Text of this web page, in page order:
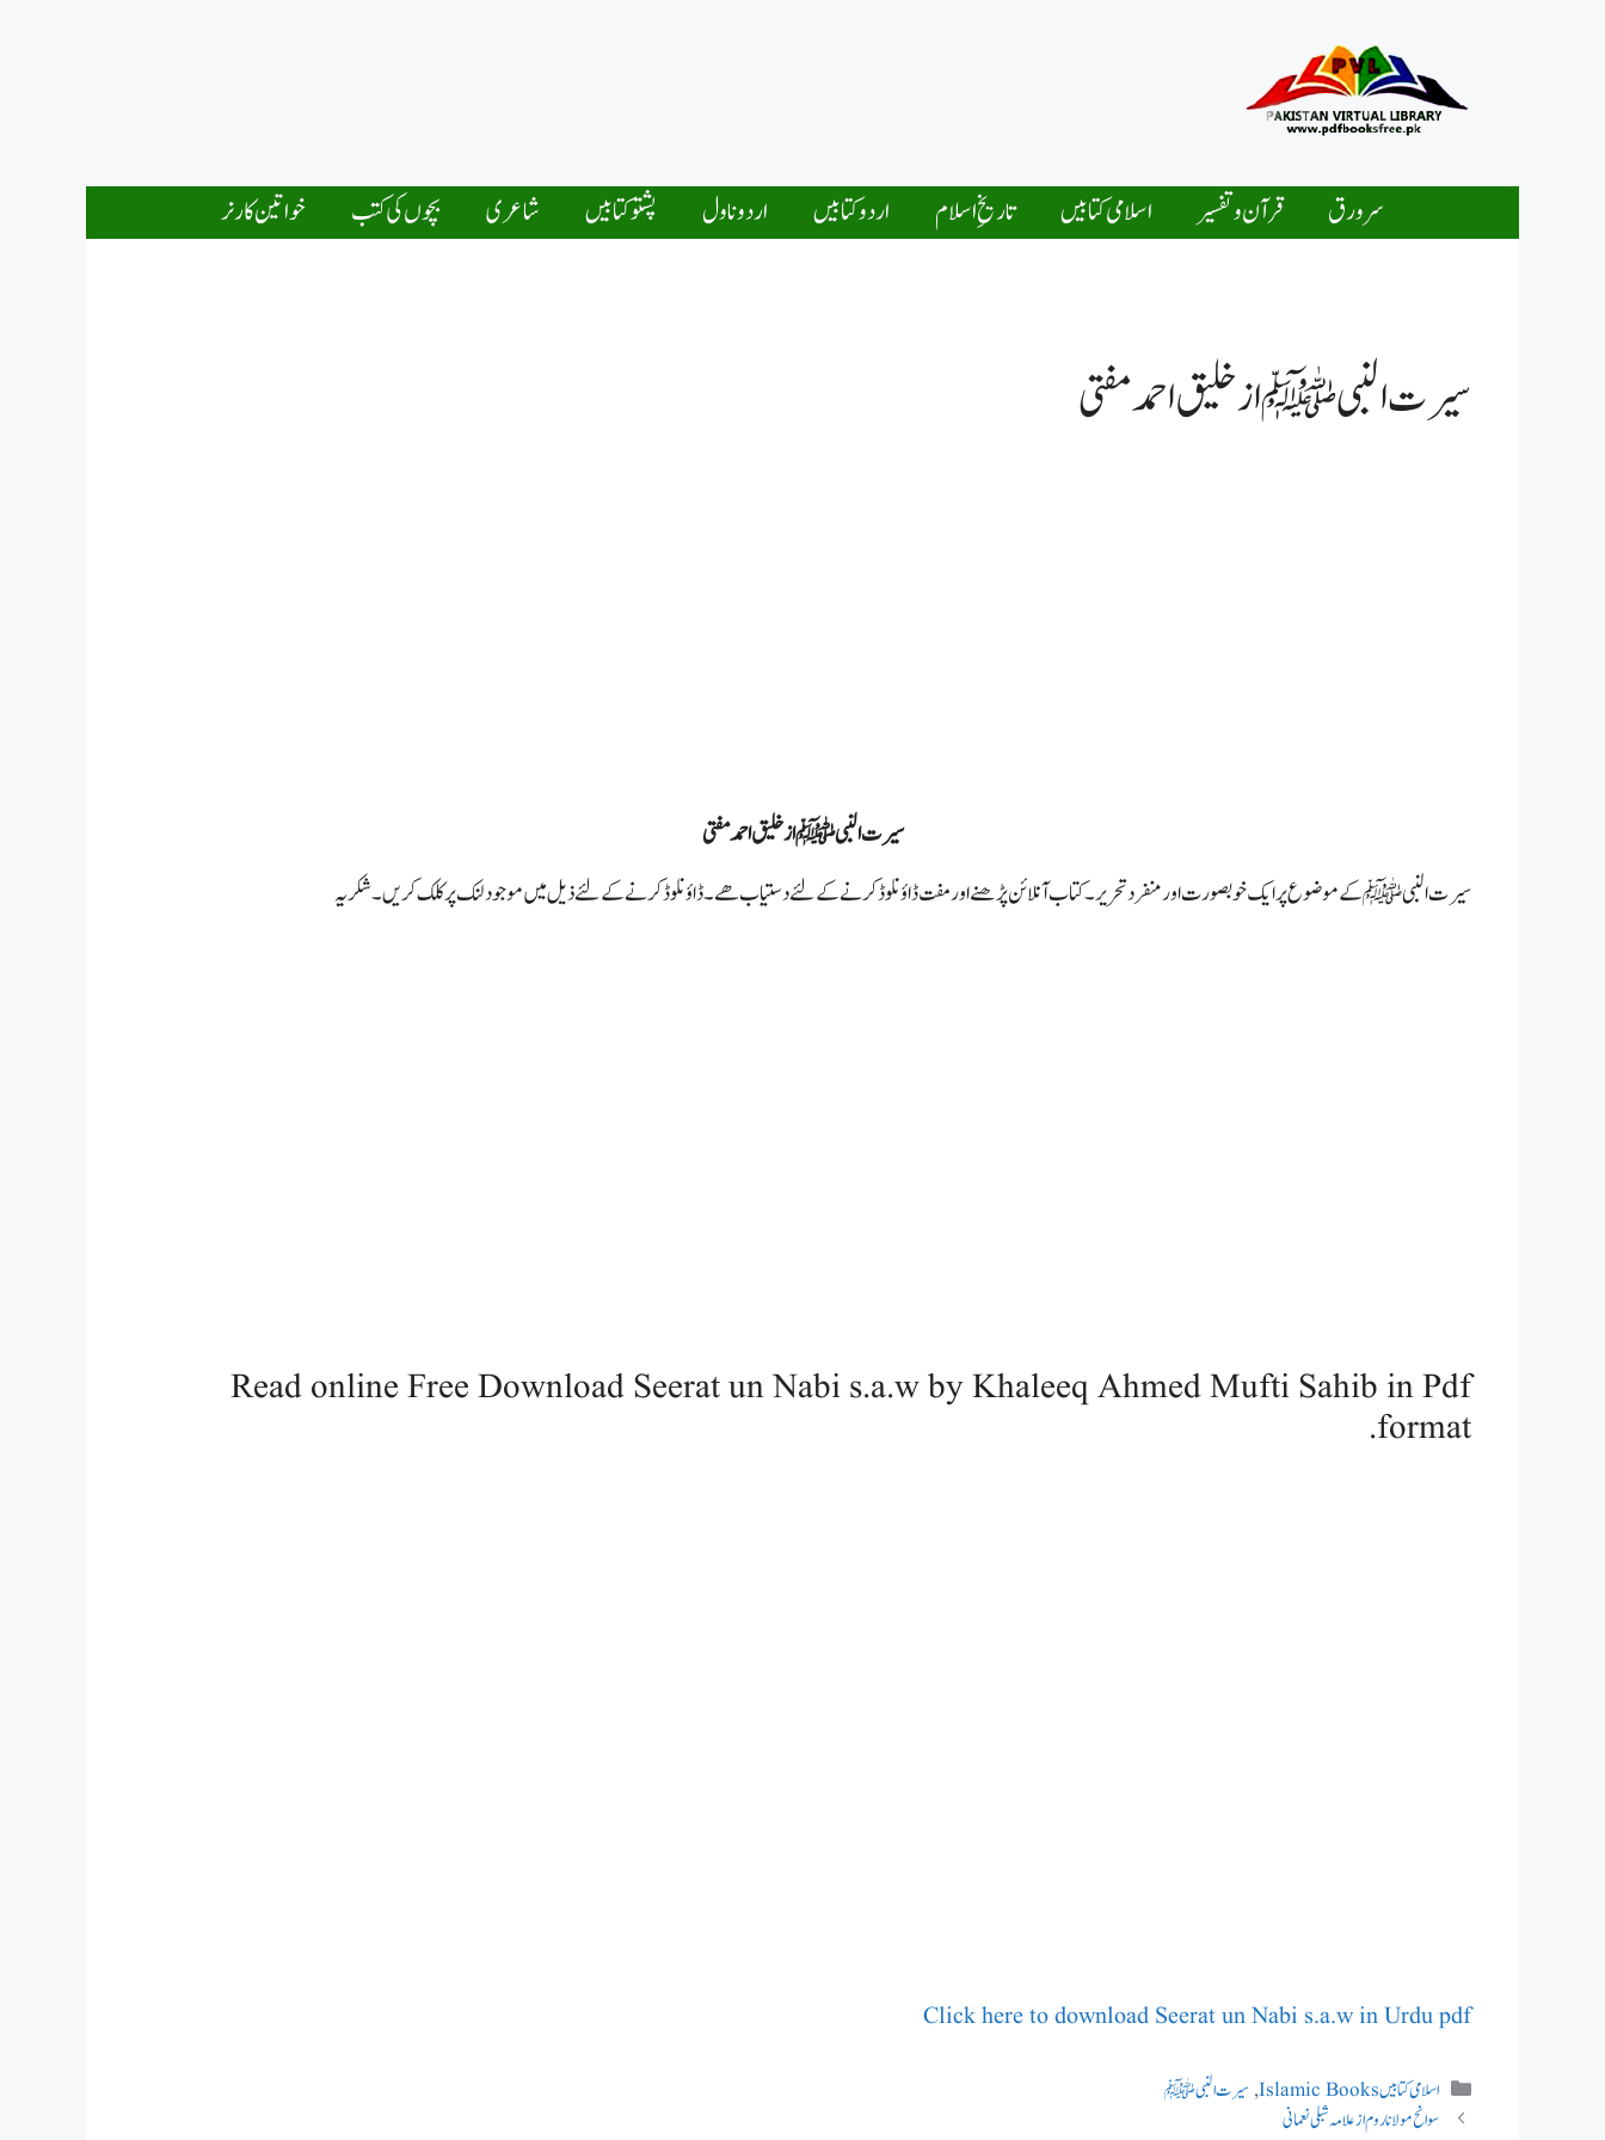
سرورق قرآن و تفسیر اسلامی کتابیں تاریخِ اسلام اردو کتابیں اردو ناول پشتو کتابیں شاعری بچوں کی کتب خواتین کارنر
سیرت النبی ﷺ از خلیق احمد مفتی
سیرت النبی ﷺ از خلیق احمد مفتی
سیرت النبی ﷺ کے موضوع پر ایک خوبصورت اورمنفرد تحریر۔ کتاب آنلائن پڑھنے اورمفت ڈاؤنلوڈکرنے کے لئے دستیاب ھے۔ ڈاؤنلوڈ کرنے کے لئے ذیل میں موجود لنک پر کلک کریں۔ شکریہ
Read online Free Download Seerat un Nabi s.a.w by Khaleeq Ahmed Mufti Sahib in Pdf
format.
Click here to download Seerat un Nabi s.a.w in Urdu pdf
Categories
اسلامی کتابیں Islamic Books ,سیرت النبی ﷺ
سوانح مولانا روم ازعلامہ شبلی نعمانی